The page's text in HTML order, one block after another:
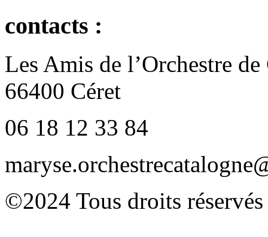
contacts :
Les Amis de l’Orchestre
66400 Céret
06 18 12 33 84
©2024 Tous droits